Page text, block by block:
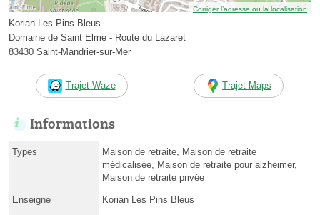
Corriger l’adresse ou la localisation
Korian Les Pins Bleus
Domaine de Saint Elme - Route du Lazaret
83430 Saint-Mandrier-sur-Mer
Trajet Waze Trajet Maps
Informations
Types
Maison de retraite, Maison de retraite
médicalisée, Maison de retraite pour alzheimer,
Maison de retraite privée
Enseigne Korian Les Pins Bleus